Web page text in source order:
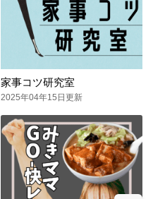
家事コツ研究室
2025年04年15日更新